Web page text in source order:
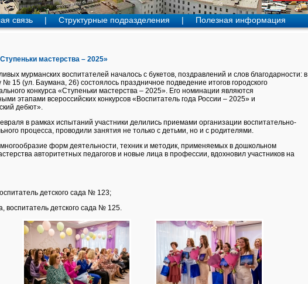
связь | Структурные подразделения | Полезная информация
мастерства – 2025»
мурманских воспитателей началось с букетов, поздравлений и слов благодарности: в
№ 15 (ул. Баумана, 26) состоялось праздничное подведение итогов городского
конкурса «Ступеньки мастерства – 2025». Его номинации являются
этапами всероссийских конкурсов «Воспитатель года России – 2025» и
дебют».
в рамках испытаний участники делились приемами организации воспитательно-
процесса, проводили занятия не только с детьми, но и с родителями.
форм деятельности, техник и методик, применяемых в дошкольном
авторитетных педагогов и новые лица в профессии, вдохновил участников на
детского сада № 123;
воспитатель детского сада № 125.